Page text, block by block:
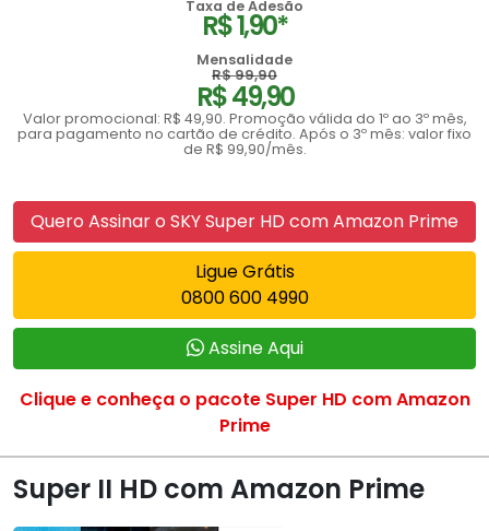
Taxa de Adesão
R$ 1,90*
Mensalidade
R$ 99,90
R$ 49,90
Valor promocional: R$ 49,90. Promoção válida do 1º ao 3º mês,
para pagamento no cartão de crédito. Após o 3º mês: valor fixo
de R$ 99,90/mês.
Quero Assinar o SKY Super HD com Amazon Prime
Ligue Grátis
0800 600 4990
Assine Aqui
Clique e conheça o pacote Super HD com Amazon
Prime
Super II HD com Amazon Prime